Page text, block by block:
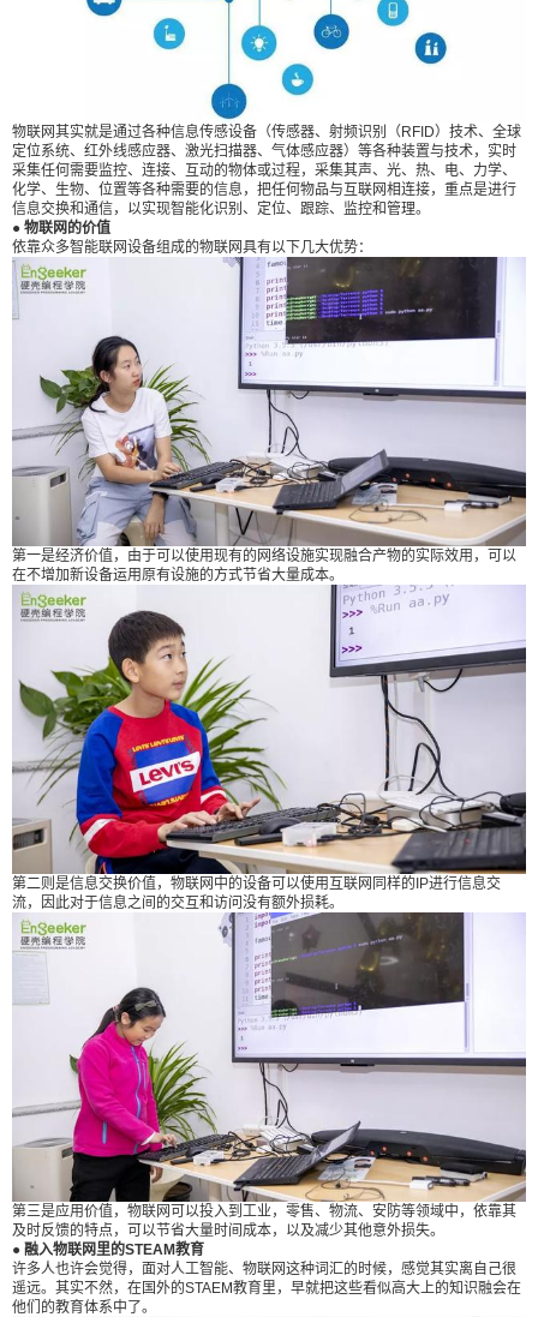
物联网其实就是通过各种信息传感设备（传感器、射频识别（RFID）技术、全球
定位系统、红外线感应器、激光扫描器、气体感应器）等各种装置与技术，实时
采集任何需要监控、连接、互动的物体或过程，采集其声、光、热、电、力学、
化学、生物、位置等各种需要的信息，把任何物品与互联网相连接，重点是进行
信息交换和通信，以实现智能化识别、定位、跟踪、监控和管理。
● 物联网的价值
依靠众多智能联网设备组成的物联网具有以下几大优势：
第一是经济价值，由于可以使用现有的网络设施实现融合产物的实际效用，可以
在不增加新设备运用原有设施的方式节省大量成本。
第二则是信息交换价值，物联网中的设备可以使用互联网同样的IP进行信息交
流，因此对于信息之间的交互和访问没有额外损耗。
第三是应用价值，物联网可以投入到工业，零售、物流、安防等领域中，依靠其
及时反馈的特点，可以节省大量时间成本，以及减少其他意外损失。
● 融入物联网里的STEAM教育
许多人也许会觉得，面对人工智能、物联网这种词汇的时候，感觉其实离自己很
遥远。其实不然，在国外的STAEM教育里，早就把这些看似高大上的知识融会在
他们的教育体系中了。
交流，因此对于信息之间的交互和访问没有额外损
耗。 第三是应用价值，物联网可以投入到工业，零
售、物流、安防等领域中，依靠其及时反馈的特
点，可以节省大量时间成本，以及减少其他意外损
失。 ● 融入物联网里的STEAM教育 许多人也许会
觉得，面对人工智能、物联网这种词汇的时候，感
觉其实离自己很遥远。其实不然，在国外的STAEM
教育里，早就把这些看似高大上的知识融会在他们
的教育体系中了。 硬壳少儿编程学院正是采用北美
同步的STEAM教育模式， 软件+硬件的课堂模式，
特设物联网相关项目课程。每节课都是一个项目教
学，纯外教英语教学，为中国小朋友打造原汁原味
编程STEAM课程。 ● 硬壳少儿编程的优质物联网课
基于micro：bit开发的物联网课程，让学生了解什么
是智能家居，什么是物联网应用。并且通过micro:bi
t及传感器将家中的各种设备连接在一起，然后可以
通过编程进行控制。 孩子只需将自己在线上用mak
ecode图形化编程等编程语言编写的程序，通过usb
接口输入micro:bit，micro:bit就可以指挥外接设备进
行工作。 比如你可以做出一个智能浇水系统，先是
利用传感器感知到土壤的干湿程度，当土壤的干燥
达到一定程度时，就会启动浇水系统，给土壤浇水
增加湿度。此系统就可以用在浇水养花的日常生活
中去。 micro:bit可应用于各种编程相关的教学与开
发场景，包括编写电子游戏、机器人控制、科学实
验和可穿戴装置开发等。这种能看着自己编程的程
序成为实际生活中可用的产品所带来的成就感和正
向激励，将极大的激励孩子对编程和科学的探索！
● 学习物联网课程的好处 科学实践能力 让孩子能在
实际项目中应用科学知识，帮助孩子掌握正确的科
学研究方法。 动手能力 让孩子亲自上手组装设备，
就像在搭积木，但又比积木更多样有趣，直接锻炼
孩子的动手能力。 创意思维扩展 micro:bit可以和连
接不同外接设备，从而实现多种功能，多学科结合
的玩法将让孩子掌握改进与创新事物的方法。 物联
网知识 让孩子提前打造下一代互联网的核心竞争
力，从小能快人一步！ (来源： 硬壳少儿编程学院
) 0 收藏